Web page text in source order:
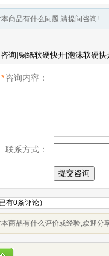
商品有什么问题,请提问咨询!
*咨询内容：
联系方式：
已有0条评论）
商品有什么评价或经验,欢迎分